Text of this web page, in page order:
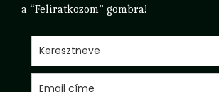
a “Feliratkozom” gombra!